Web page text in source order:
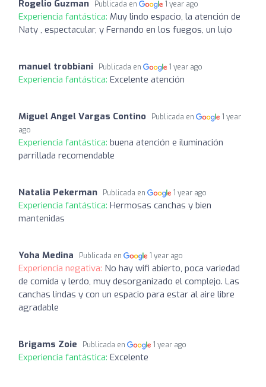
Rogelio Guzman Publicada en 1 year ago
Experiencia fantástica: Muy lindo espacio, la atención de
Naty , espectacular, y Fernando en los fuegos, un lujo
manuel trobbiani Publicada en 1 year ago
Experiencia fantástica: Excelente atención
Miguel Angel Vargas Contino Publicada en
1 year
ago
Experiencia fantástica: buena atención e iluminación
parrillada recomendable
Natalia Pekerman Publicada en 1 year ago
Experiencia fantástica: Hermosas canchas y bien
mantenidas
Yoha Medina Publicada en 1 year ago
Experiencia negativa: No hay wifi abierto, poca variedad
de comida y lerdo, muy desorganizado el complejo. Las
canchas lindas y con un espacio para estar al aire libre
agradable
Brigams Zoie Publicada en 1 year ago
Experiencia fantástica: Excelente